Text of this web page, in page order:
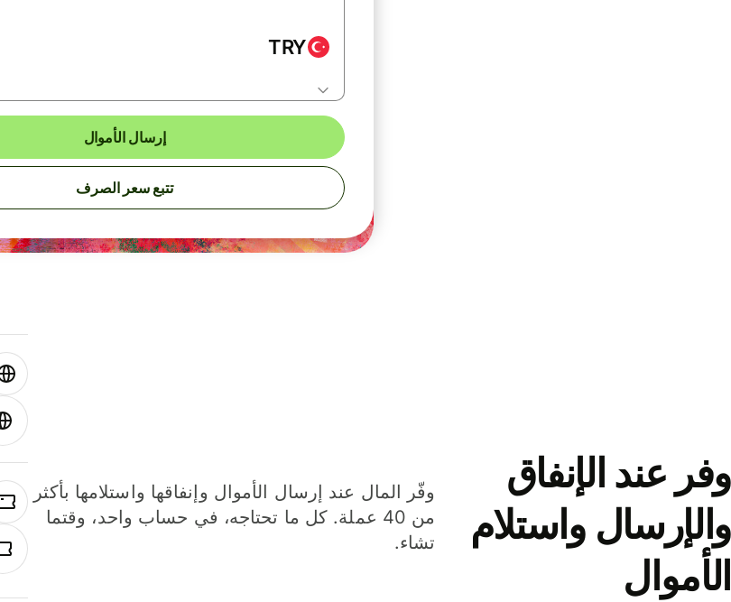
TRY
إرسال الأموال
تتبع سعر الصرف
وفر عند الإنفاق
والإرسال واستلام
الأموال
وفّر المال عند إرسال الأموال وإنفاقها واستلامها بأكثر
من 40 عملة. كل ما تحتاجه، في حساب واحد، وقتما
تشاء.